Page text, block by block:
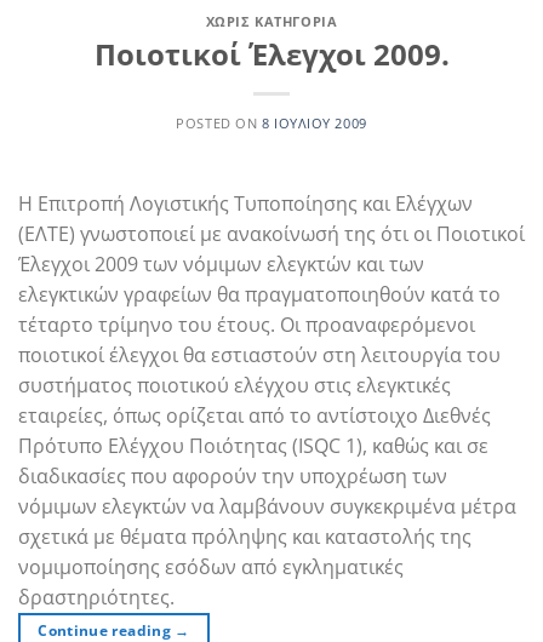
ΧΩΡΊΣ ΚΑΤΗΓΟΡΊΑ
Ποιοτικοί Έλεγχοι 2009.
POSTED ON 8 ΙΟΥΛΊΟΥ 2009
Η Επιτροπή Λογιστικής Τυποποίησης και Ελέγχων
(ΕΛΤΕ) γνωστοποιεί με ανακοίνωσή της ότι οι Ποιοτικοί
Έλεγχοι 2009 των νόμιμων ελεγκτών και των
ελεγκτικών γραφείων θα πραγματοποιηθούν κατά το
τέταρτο τρίμηνο του έτους. Οι προαναφερόμενοι
ποιοτικοί έλεγχοι θα εστιαστούν στη λειτουργία του
συστήματος ποιοτικού ελέγχου στις ελεγκτικές
εταιρείες, όπως ορίζεται από το αντίστοιχο Διεθνές
Πρότυπο Ελέγχου Ποιότητας (ISQC 1), καθώς και σε
διαδικασίες που αφορούν την υποχρέωση των
νόμιμων ελεγκτών να λαμβάνουν συγκεκριμένα μέτρα
σχετικά με θέματα πρόληψης και καταστολής της
νομιμοποίησης εσόδων από εγκληματικές
δραστηριότητες.
Continue reading →